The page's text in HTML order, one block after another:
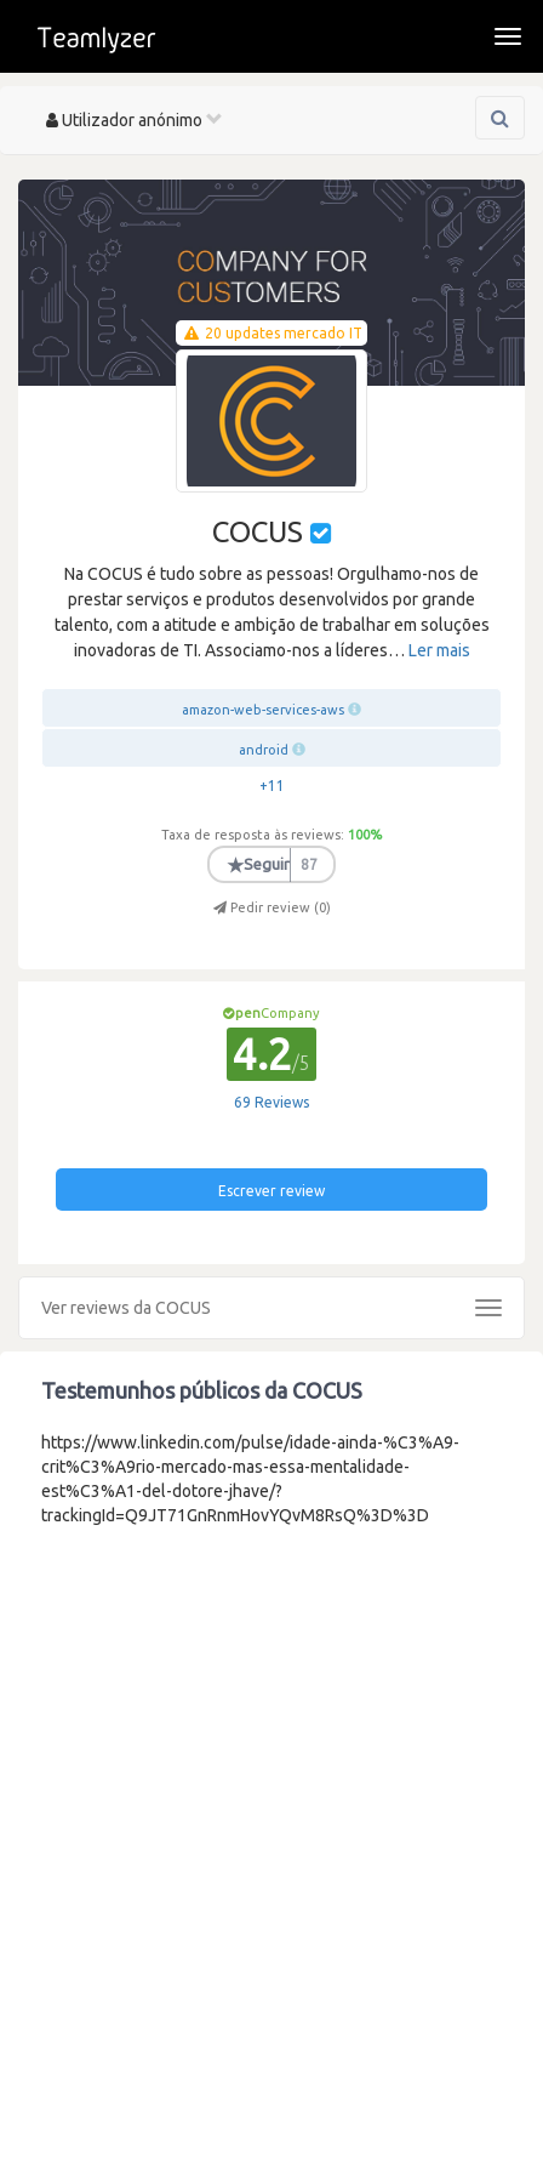
Toggle
Utilizador anónimo
20 updates mercado IT
COCUS
Na COCUS é tudo sobre as pessoas! Orgulhamo-nos de
prestar serviços e produtos desenvolvidos por grande
talento, com a atitude e ambição de trabalhar em soluções
inovadoras de TI. Associamo-nos a líderes… Ler mais
amazon-web-services-aws
android
+11
Taxa de resposta às reviews: 100%
★Seguir 87
Pedir review (0)
penCompany
4.2/5
69 Reviews
Escrever review
Ver reviews da COCUS
Toggle
Testemunhos públicos da COCUS
https://www.linkedin.com/pulse/idade-ainda-%C3%A9-
crit%C3%A9rio-mercado-mas-essa-mentalidade-
est%C3%A1-del-dotore-jhave/?
trackingId=Q9JT71GnRnmHovYQvM8RsQ%3D%3D